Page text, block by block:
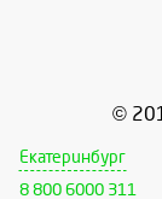
©
Екатеринбург
8 800 6000 311